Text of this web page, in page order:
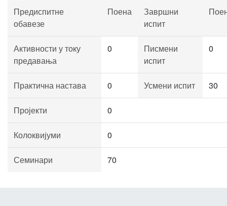
Предиспитне
обавезе
Поена
Завршни
испит
Активности у току
предавања
0
Писмени
испит
0
Практична настава 0 Усмени испит 30
Пројекти 0
Колоквијуми 0
Семинари 70